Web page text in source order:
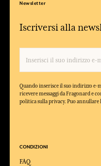
Newsletter
Iscriversi alla
Quando inserisce il suo indirizzo e-
ricevere messaggi da Fragonard e
politica sulla privacy. Puo
CONDIZIONI
FAQ